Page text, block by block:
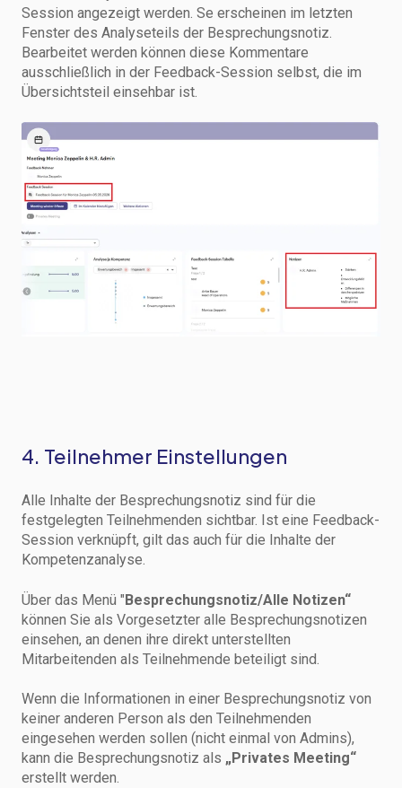
Session angezeigt werden. Se erscheinen im letzten
Fenster des Analyseteils der Besprechungsnotiz.
Bearbeitet werden können diese Kommentare
ausschließlich in der Feedback-Session selbst, die im
Übersichtsteil einsehbar ist.
4. Teilnehmer Einstellungen
Alle Inhalte der Besprechungsnotiz sind für die
festgelegten Teilnehmenden sichtbar. Ist eine Feedback-
Session verknüpft, gilt das auch für die Inhalte der
Kompetenzanalyse.
Über das Menü "Besprechungsnotiz/Alle Notizen“
können Sie als Vorgesetzter alle Besprechungsnotizen
einsehen, an denen ihre direkt unterstellten
Mitarbeitenden als Teilnehmende beteiligt sind.
Wenn die Informationen in einer Besprechungsnotiz von
keiner anderen Person als den Teilnehmenden
eingesehen werden sollen (nicht einmal von Admins),
kann die Besprechungsnotiz als „Privates Meeting“
erstellt werden.